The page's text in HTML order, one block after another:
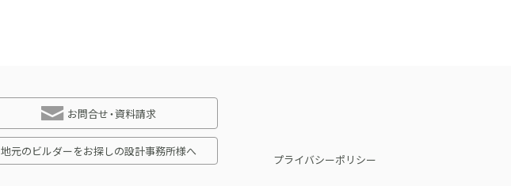
お問合せ・資料請求
地元のビルダーをお探しの設計事務所様へ
プライバシーポリシー